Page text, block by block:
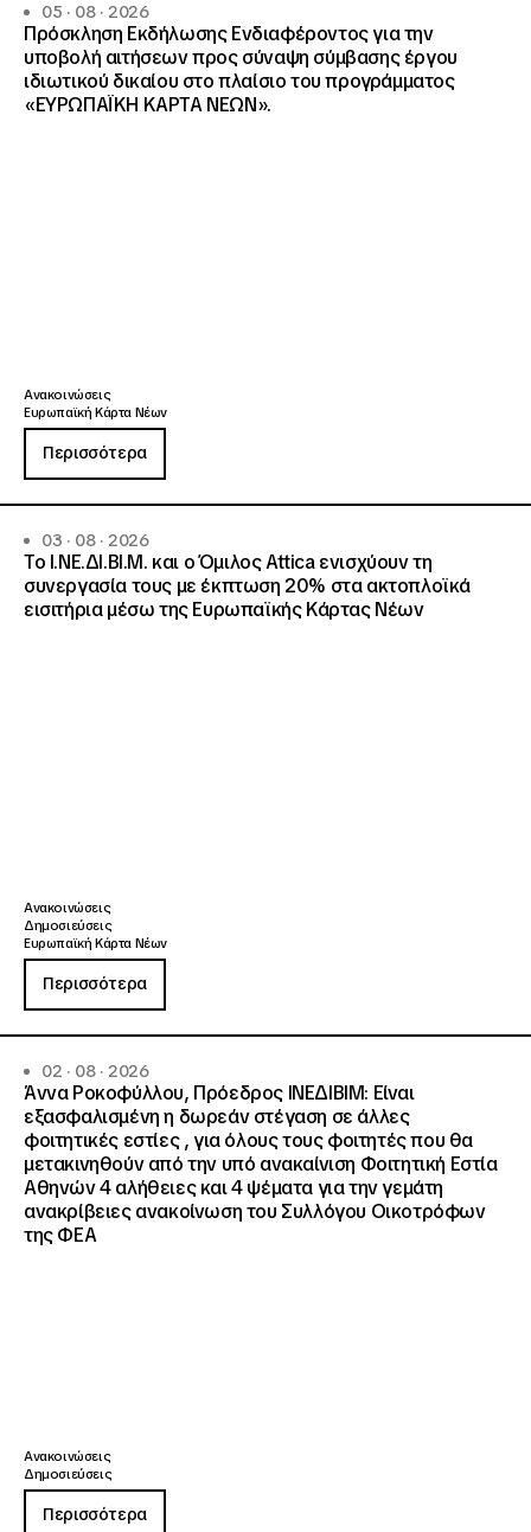
05 · 08 · 2026
Πρόσκληση Εκδήλωσης Ενδιαφέροντος για την
υποβολή αιτήσεων προς σύναψη σύμβασης έργου
ιδιωτικού δικαίου στο πλαίσιο του προγράμματος
«ΕΥΡΩΠΑΪΚΗ ΚΑΡΤΑ ΝΕΩΝ».
Ανακοινώσεις
Ευρωπαϊκή Κάρτα Νέων
Περισσότερα
03 · 08 · 2026
Το Ι.ΝΕ.ΔΙ.ΒΙ.Μ. και o Όμιλος Attica ενισχύουν τη
συνεργασία τους με έκπτωση 20% στα ακτοπλοϊκά
εισιτήρια μέσω της Ευρωπαϊκής Κάρτας Νέων
Ανακοινώσεις
Δημοσιεύσεις
Ευρωπαϊκή Κάρτα Νέων
Περισσότερα
02 · 08 · 2026
Άννα Ροκοφύλλου, Πρόεδρος ΙΝΕΔΙΒΙΜ: Είναι
εξασφαλισμένη η δωρεάν στέγαση σε άλλες
φοιτητικές εστίες , για όλους τους φοιτητές που θα
μετακινηθούν από την υπό ανακαίνιση Φοιτητική Εστία
Αθηνών 4 αλήθειες και 4 ψέματα για την γεμάτη
ανακρίβειες ανακοίνωση του Συλλόγου Οικοτρόφων
της ΦΕΑ
Ανακοινώσεις
Δημοσιεύσεις
Περισσότερα